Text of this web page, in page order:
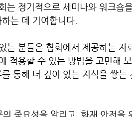
는 정기적으로 세미나와 워크숍
는 데 기여합니다.
는 분들은 협회에서 제공하는
적용할 수 있는 방법을 고민해
통해 더 깊이 있는 지식을 쌓는
중요성을 알리고, 화재 안전을